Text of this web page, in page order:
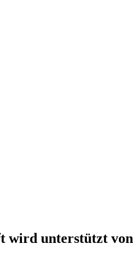
wird unterstützt von